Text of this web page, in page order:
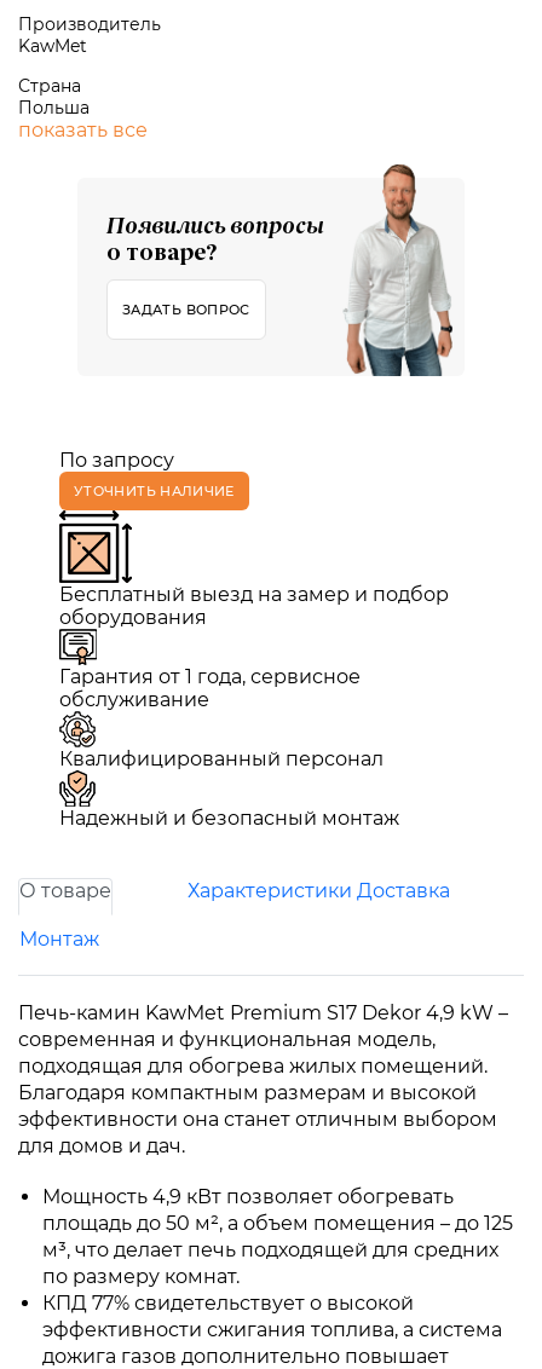
Производитель
KawMet
Страна
Польша
показать все
Появились вопросы
о товаре?
ЗАДАТЬ ВОПРОС
По запросу
УТОЧНИТЬ НАЛИЧИЕ
Бесплатный выезд на замер и подбор
оборудования
Гарантия от 1 года, сервисное
обслуживание
Квалифицированный персонал
Надежный и безопасный монтаж
О товаре Характеристики Доставка
Монтаж
Печь-камин KawMet Premium S17 Dekor 4,9 kW –
современная и функциональная модель,
подходящая для обогрева жилых помещений.
Благодаря компактным размерам и высокой
эффективности она станет отличным выбором
для домов и дач.
Мощность 4,9 кВт позволяет обогревать
площадь до 50 м², а объем помещения – до 125
м³, что делает печь подходящей для средних
по размеру комнат.
КПД 77% свидетельствует о высокой
эффективности сжигания топлива, а система
дожига газов дополнительно повышает